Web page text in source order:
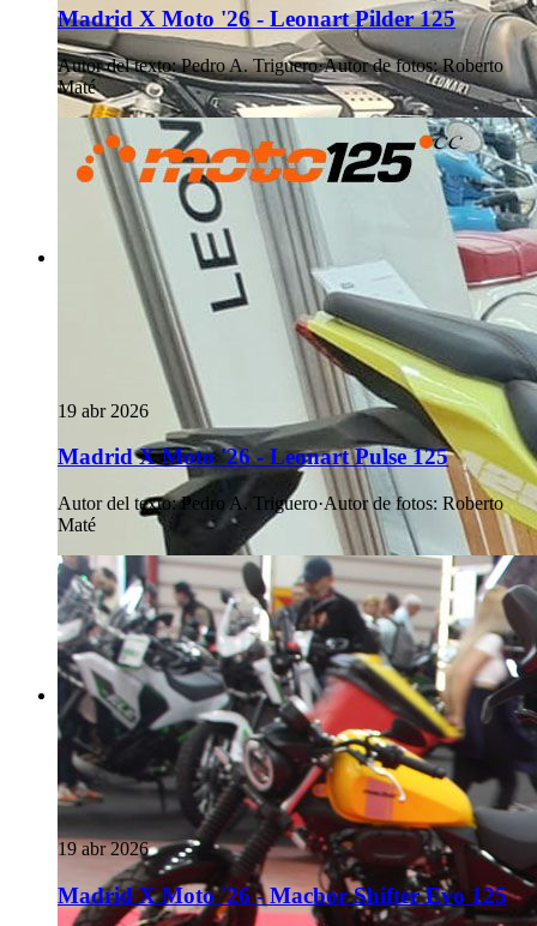
Madrid X Moto '26 - Leonart Pilder 125
Autor del texto: Pedro A. Triguero·Autor de fotos: Roberto
Maté
19 abr 2026
Madrid X Moto '26 - Leonart Pulse 125
Autor del texto: Pedro A. Triguero·Autor de fotos: Roberto
Maté
19 abr 2026
Madrid X Moto '26 - Macbor Shifter Evo 125